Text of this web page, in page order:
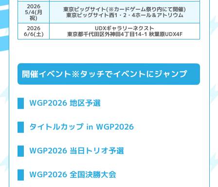
2026
5/4(月
祝)
東京ビッグサイト(※カードゲーム祭り内にて開催)
東京ビッグサイト西1・2・4ホール＆アトリウム
2026
6/6(土)
UDXギャラリーネクスト
東京都千代田区外神田4丁目14-1 秋葉原UDX4F
開催イベント※タッチでイベントにジャンプ
WGP2026 地区予選
タイトルカップ in WGP2026
WGP2026 当日トリオ予選
WGP2026 全国決勝大会